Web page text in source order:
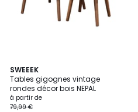
SWEEEK
Tables gigognes vintage
rondes décor bois NEPAL
à partir de
79,99 €
2,7
/ 5
2
Couleurs